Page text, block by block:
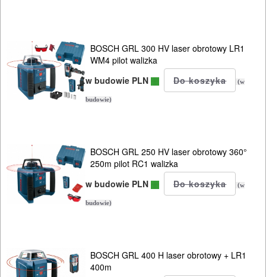
BOSCH GRL 300 HV laser obrotowy LR1
WM4 pilot walizka
w budowie PLN
(w
budowie)
BOSCH GRL 250 HV laser obrotowy 360°
250m pilot RC1 walizka
w budowie PLN
(w
budowie)
BOSCH GRL 400 H laser obrotowy + LR1
400m